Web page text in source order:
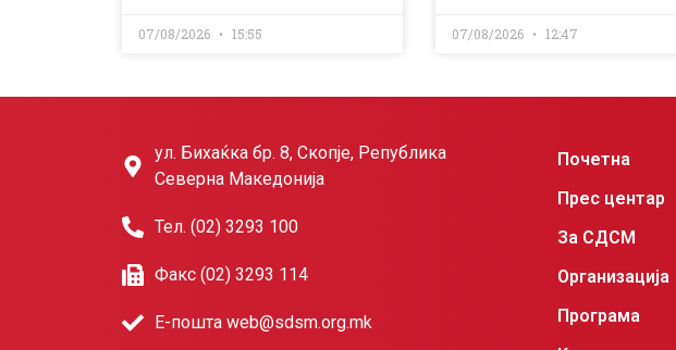
07/08/2026 15:55 07/08/2026 12:47
ул. Бихаќка бр. 8, Скопје, Република
Северна Македонија
Тел. (02) 3293 100
Факс (02) 3293 114
Е-пошта web@sdsm.org.mk
Почетна
Прес центар
За СДСМ
Организација
Програма